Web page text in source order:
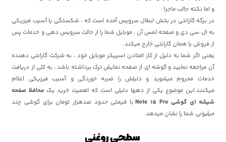
و اما نکته جالب ماجرا :
در برگه گارانتی در بخش ابطال سرویس آمده است که ، شکستگی یا آسیب فیزیکی
به ال سی دی و صفحه لمس آن ، موبایل شما را از حالت سرویس دهی و خدمات پس
از فروش یا همان گارانتی خارج میکند.
یعنی اگر شما به دلیل از کار افتادن اسپیکر موبایل خود ، به شرکت گارانتی دهنده
آن مراجعه نمایید و گوشه ای از صفحه نمایش ترک برداشته باشد ، به کلی از دریافت
خدمات محروم میشوید و دلیلش را ضربه خوردگی و آسیب فیزیکی اعلام
میکنند.این موضوع یکی از دهها دلیلی است که اهمیت خرید یک محافظ صفحه
شیشه ای گوشی Note 15 Pro
با قیمتی حدود صدهزار تومان برای گوشی چند
میلیونی شما را نشان میدهد.